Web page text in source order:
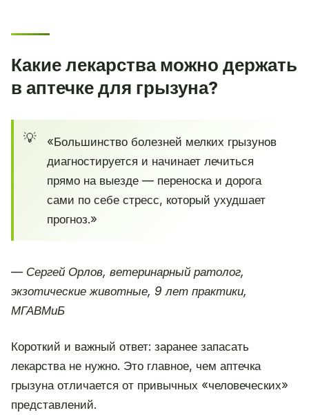
Какие лекарства можно держать
в аптечке для грызуна?
«Большинство болезней мелких грызунов
диагностируется и начинает лечиться
прямо на выезде — переноска и дорога
сами по себе стресс, который ухудшает
прогноз.»
— Сергей Орлов, ветеринарный ратолог,
экзотические животные, 9 лет практики,
МГАВМиБ
Короткий и важный ответ: заранее запасать
лекарства не нужно. Это главное, чем аптечка
грызуна отличается от привычных «человеческих»
представлений.